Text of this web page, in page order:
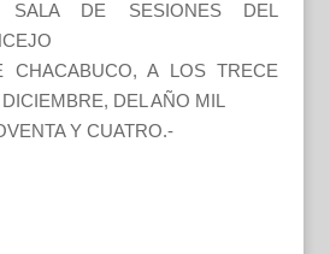
DE SESIONES DEL
CHACABUCO, A LOS TRECE
DEL AÑO MIL
Y CUATRO.-